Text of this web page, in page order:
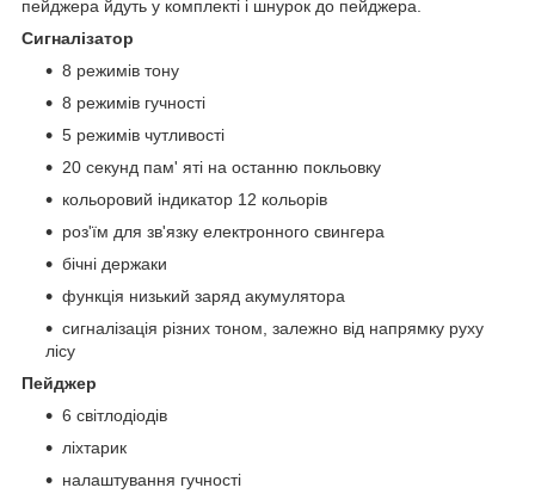
пейджера йдуть у комплекті і шнурок до пейджера.
Сигналізатор
8 режимів тону
8 режимів гучності
5 режимів чутливості
20 секунд пам' яті на останню покльовку
кольоровий індикатор 12 кольорів
роз'їм для зв'язку електронного свингера
бічні держаки
функція низький заряд акумулятора
сигналізація різних тоном, залежно від напрямку руху
лісу
Пейджер
6 світлодіодів
ліхтарик
налаштування гучності